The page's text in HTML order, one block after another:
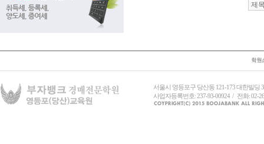
서울시 영등포구 당산동 121-173 대한빌
사업자등록번호: 237-93-00924 / 전화: 02-